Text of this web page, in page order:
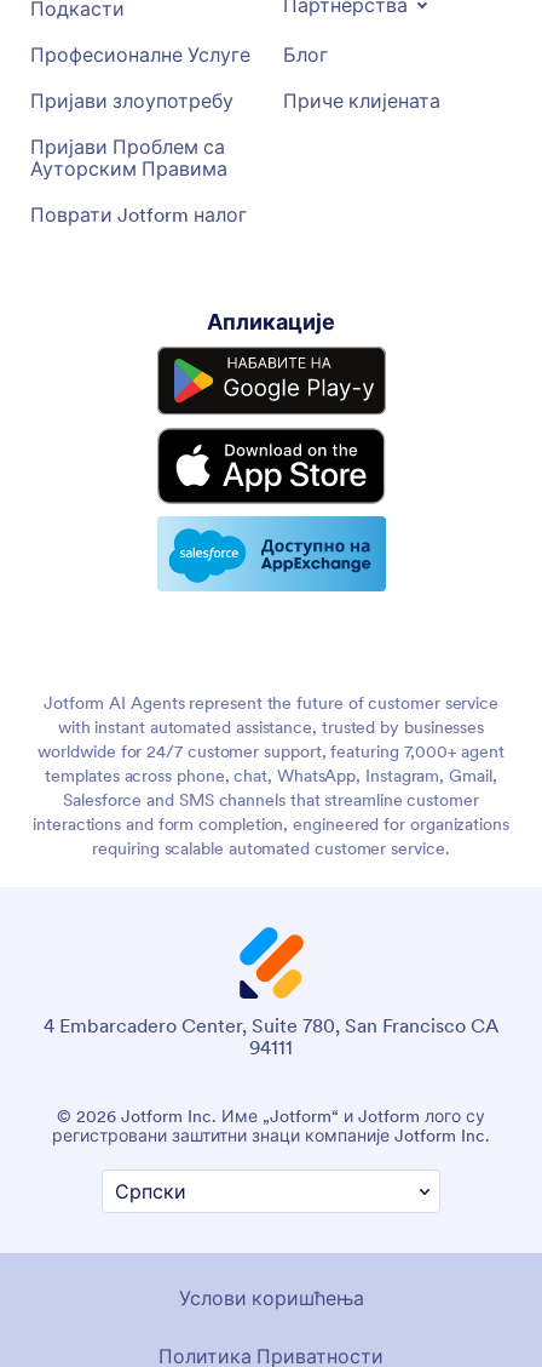
Подкасти
Професионалне Услуге
Пријави злоупотребу
Пријави Проблем са
Ауторским Правима
Поврати Jotform налог
Партнерства
Блог
Приче клијената
Апликације
Jotform AI Agents represent the future of customer service
with instant automated assistance, trusted by businesses
worldwide for 24/7 customer support, featuring 7,000+ agent
templates across phone, chat, WhatsApp, Instagram, Gmail,
Salesforce and SMS channels that streamline customer
interactions and form completion, engineered for organizations
requiring scalable automated customer service.
4 Embarcadero Center, Suite 780, San Francisco CA
94111
© 2026 Jotform Inc. Име „Jotform“ и Jotform лого су
регистровани заштитни знаци компаније Jotform Inc.
Услови коришћења
Политика Приватности